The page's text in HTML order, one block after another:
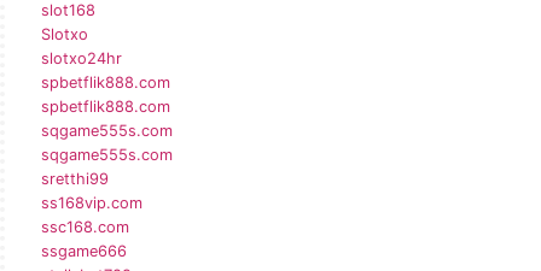
slot168
Slotxo
slotxo24hr
spbetflik888.com
spbetflik888.com
sqgame555s.com
sqgame555s.com
sretthi99
ss168vip.com
ssc168.com
ssgame666